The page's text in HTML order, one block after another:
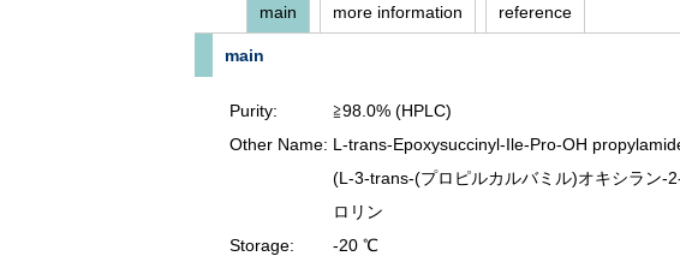
main more information reference
main
Purity:
≧98.0% (HPLC)
Other Name: L-trans-Epoxysuccinyl-Ile-Pro-OH
(L-3-trans-(プロピルカルバミル)オキシラン-
ロリン
Storage:
-20 ℃